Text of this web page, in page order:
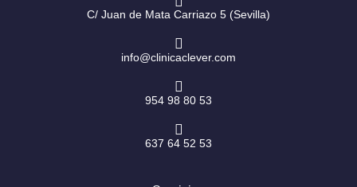
f
C/ Juan de Mata Carriazo 5 (Sevilla)
info@clinicaclever.com
954 98 80 53
637 64 52 53